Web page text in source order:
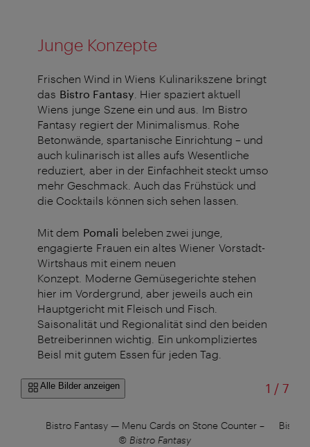
Junge Konzepte
Frischen Wind in Wiens Kulinarikszene bringt
das Bistro Fantasy . Hier spaziert aktuell
Wiens junge Szene ein und aus. Im Bistro
Fantasy regiert der Minimalismus. Rohe
Betonwände, spartanische Einrichtung – und
auch kulinarisch ist alles aufs Wesentliche
reduziert, aber in der Einfachheit steckt umso
mehr Geschmack. Auch das Frühstück und
die Cocktails können sich sehen lassen.
Mit dem Pomali beleben zwei junge,
engagierte Frauen ein altes Wiener Vorstadt-
Wirtshaus mit einem neuen
Konzept. Moderne Gemüsegerichte stehen
hier im Vordergrund, aber jeweils auch ein
Hauptgericht mit Fleisch und Fisch.
Saisonalität und Regionalität sind den beiden
Betreiberinnen wichtig. Ein unkompliziertes
Beisl mit gutem Essen für jeden Tag.
Alle Bilder anzeigen 1 /von
7
Bistro Fantasy — Menu Cards on Stone Counter–
© Bistro Fantasy
Bistro